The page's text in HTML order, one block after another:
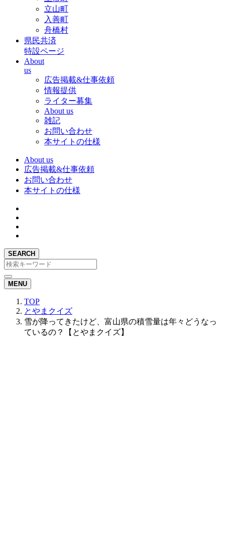
立山町
入善町
舟橋村
県民共済
特設ページ
About
us
広告掲載&仕事依頼
情報提供
ライター募集
About us
雑記
お問い合わせ
本サイトの仕様
About us
広告掲載&仕事依頼
お問い合わせ
本サイトの仕様
SEARCH
MENU
TOP
とやまクイズ
雪が降ってきたけど、富山県の積雪量は年々どうなっ
ているの？【とやまクイズ】